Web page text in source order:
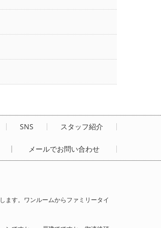
SNS スタッフ紹介
メールでお問い合わせ
ます。ワンルームからファミリータイ